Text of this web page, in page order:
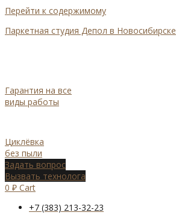
Перейти к содержимому
Паркетная студия Депол в Новосибирске
Гарантия на все
виды работы
Циклёвка
без пыли
Задать вопрос
Вызвать технолога
0 ₽ Cart
+7 (383) 213-32-23